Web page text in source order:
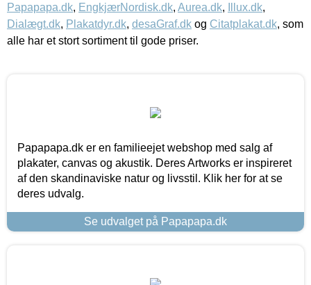
Papapapa.dk, EngkjærNordisk.dk, Aurea.dk, Illux.dk,
Dialægt.dk, Plakatdyr.dk, desaGraf.dk og Citatplakat.dk, som
alle har et stort sortiment til gode priser.
Papapapa.dk er en familieejet webshop med salg af
plakater, canvas og akustik. Deres Artworks er inspireret
af den skandinaviske natur og livsstil. Klik her for at se
deres udvalg.
Se udvalget på Papapapa.dk